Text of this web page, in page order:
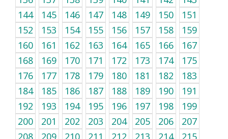
144
145 146 147 148 149 150
151
152
153 154 155 156 157 158
159
160
161 162 163 164 165 166
167
168
169 170 171 172 173 174
175
176
177 178 179 180 181 182
183
184
185 186 187 188 189 190
191
192
193 194 195 196 197 198
199
200
201 202 203 204 205 206
207